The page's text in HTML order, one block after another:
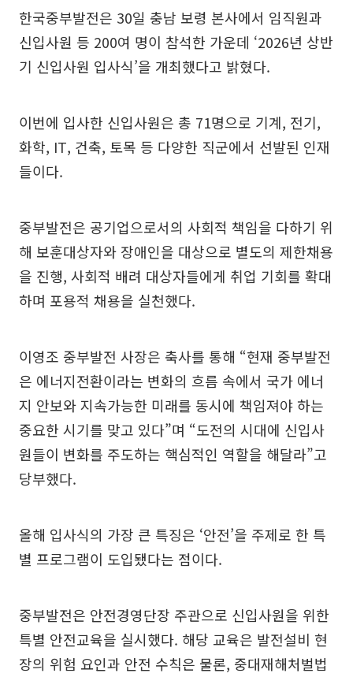
한국중부발전은 30일 충남 보령 본사에서 임직원과
신입사원 등 200여 명이 참석한 가운데 ‘2026년 상반
기 신입사원 입사식’을 개최했다고 밝혔다.
이번에 입사한 신입사원은 총 71명으로 기계, 전기,
화학, IT, 건축, 토목 등 다양한 직군에서 선발된 인재
들이다.
중부발전은 공기업으로서의 사회적 책임을 다하기 위
해 보훈대상자와 장애인을 대상으로 별도의 제한채용
을 진행, 사회적 배려 대상자들에게 취업 기회를 확대
하며 포용적 채용을 실천했다.
이영조 중부발전 사장은 축사를 통해 “현재 중부발전
은 에너지전환이라는 변화의 흐름 속에서 국가 에너
지 안보와 지속가능한 미래를 동시에 책임져야 하는
중요한 시기를 맞고 있다”며 “도전의 시대에 신입사
원들이 변화를 주도하는 핵심적인 역할을 해달라”고
당부했다.
올해 입사식의 가장 큰 특징은 ‘안전’을 주제로 한 특
별 프로그램이 도입됐다는 점이다.
중부발전은 안전경영단장 주관으로 신입사원을 위한
특별 안전교육을 실시했다. 해당 교육은 발전설비 현
장의 위험 요인과 안전 수칙은 물론, 중대재해처벌법